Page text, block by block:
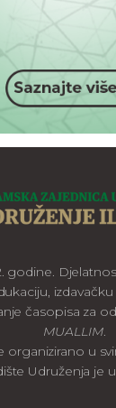
godine.
časopisa za
MUALLIM.
organizirano u
Udruženja je